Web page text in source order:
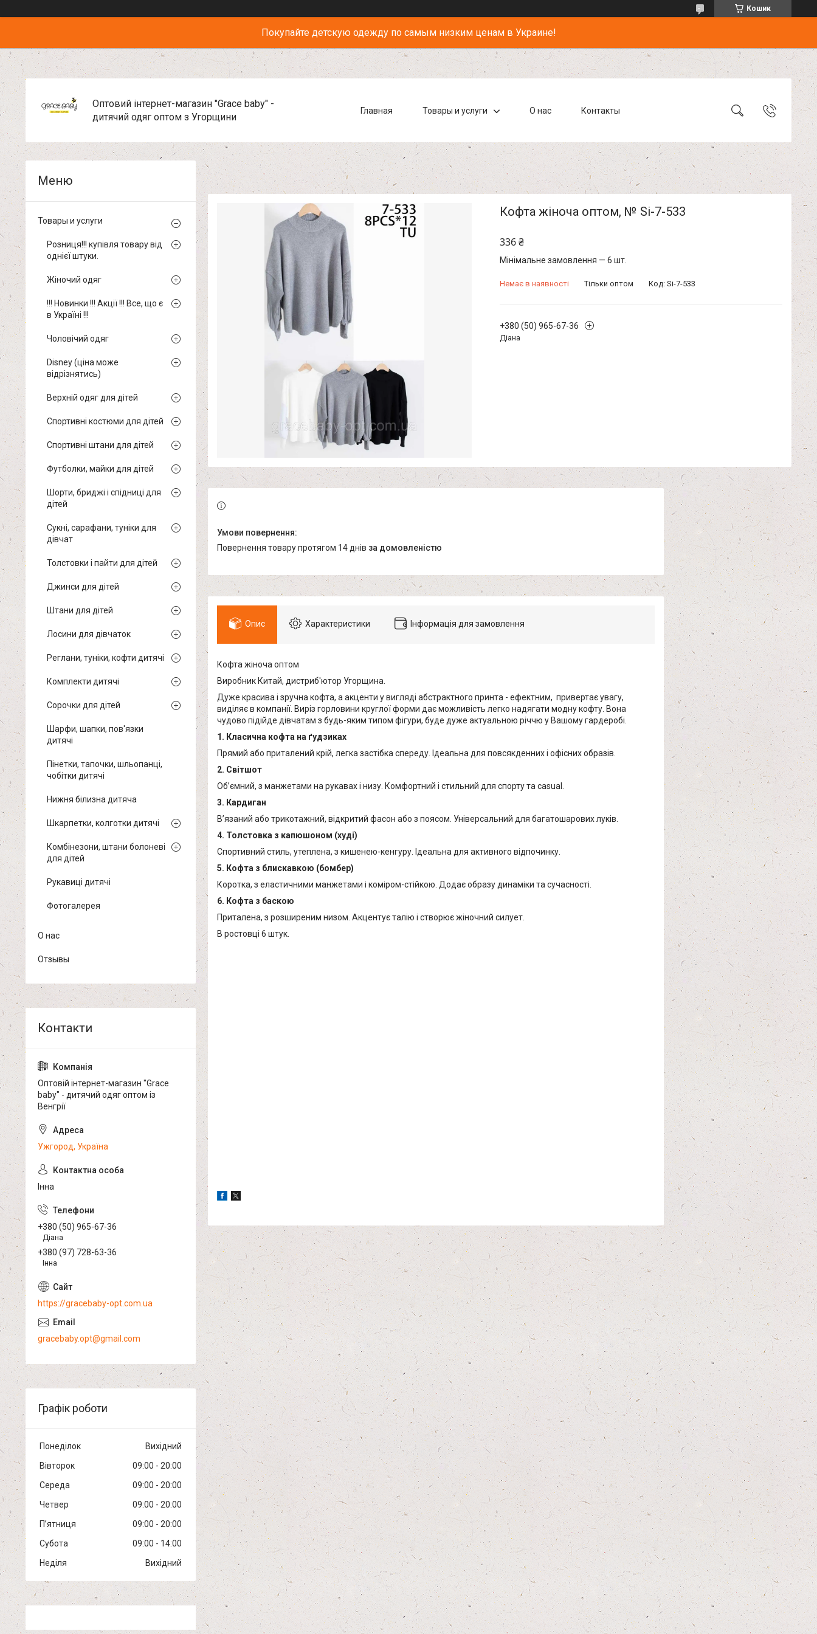
Кошик
Покупайте детскую одежду по самым низким ценам в Украине!
Оптовий інтернет-магазин "Grace baby" -
дитячий одяг оптом з Угорщини
Главная Товары и услуги О нас Контакты
Кофта жіноча оптом, № Si-7-533
336 ₴
Мінімальне замовлення — 6 шт.
Немає в наявності Тільки оптом Код: Si-7-533
+380 (50) 965-67-36
Діана
повернення товару протягом 14 днів за домовленістю
Опис Характеристики Інформація для замовлення
Кофта жіноча оптом
Виробник Китай, дистриб'ютор Угорщина.
Дуже красива і зручна кофта, а акценти у вигляді абстрактного принта - ефектним, привертає увагу,
виділяє в компанії. Виріз горловини круглої форми дає можливість легко надягати модну кофту. Вона
чудово підійде дівчатам з будь-яким типом фігури, буде дуже актуальною річчю у Вашому гардеробі.
1. Класична кофта на ґудзиках
Прямий або приталений крій, легка застібка спереду. Ідеальна для повсякденних і офісних образів.
2. Світшот
Об’ємний, з манжетами на рукавах і низу. Комфортний і стильний для спорту та casual.
3. Кардиган
В’язаний або трикотажний, відкритий фасон або з поясом. Універсальний для багатошарових луків.
4. Толстовка з капюшоном (худі)
Спортивний стиль, утеплена, з кишенею-кенгуру. Ідеальна для активного відпочинку.
5. Кофта з блискавкою (бомбер)
Коротка, з еластичними манжетами і коміром-стійкою. Додає образу динаміки та сучасності.
6. Кофта з баскою
Приталена, з розширеним низом. Акцентує талію і створює жіночний силует.
В ростовці 6 штук.
Товары и услуги
Розниця!!! купівля товару від
однієї штуки.
Жіночий одяг
!!! Новинки !!! Акції !!! Все, що є
в Україні !!!
Чоловічий одяг
Disney (ціна може
відрізнятись)
Верхній одяг для дітей
Спортивні костюми для дітей
Спортивні штани для дітей
Футболки, майки для дітей
Шорти, бриджі і спідниці для
дітей
Сукні, сарафани, туніки для
дівчат
Толстовки і пайти для дітей
Джинси для дітей
Штани для дітей
Лосини для дівчаток
Реглани, туніки, кофти дитячі
Комплекти дитячі
Сорочки для дітей
Шарфи, шапки, пов'язки
дитячі
Пінетки, тапочки, шльопанці,
чобітки дитячі
Нижня білизна дитяча
Шкарпетки, колготки дитячі
Комбінезони, штани болоневі
для дітей
Рукавиці дитячі
Фотогалерея
О нас
Отзывы
Оптовій інтернет-магазин "Grace
baby" - дитячий одяг оптом із
Венгрії
Ужгород, Україна
Інна
+380 (50) 965-67-36
Діана
+380 (97) 728-63-36
Інна
https://gracebaby-opt.com.ua
gracebaby.opt@gmail.com
Графік роботи
Понеділок
Вихідний
Вівторок
09:00
20:00
Середа
09:00
20:00
Четвер
09:00
20:00
Пʼятниця
09:00
20:00
Субота
09:00
14:00
Неділя
Вихідний